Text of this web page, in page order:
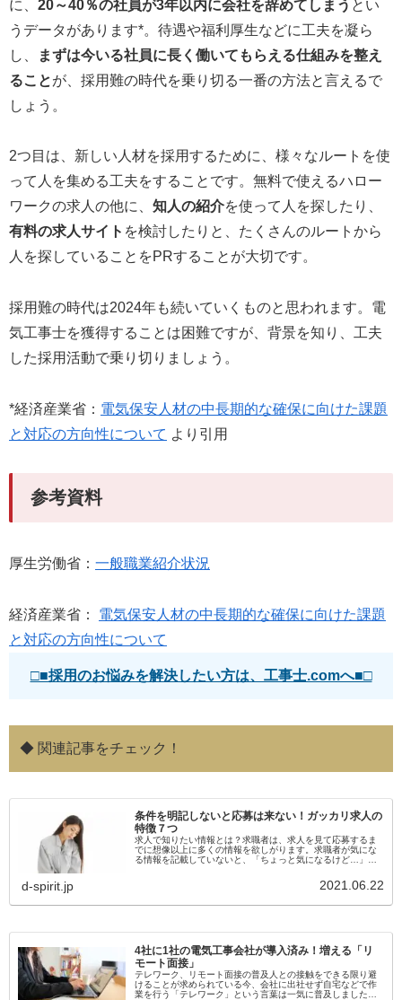
に、 20～40％の社員が3年以内に会社を辞めてしまう とい
うデータがあります*。待遇や福利厚生などに工夫を凝ら
し、
まずは今いる社員に長く働いてもらえる仕組みを整え
ることが、採用難の時代を乗り切る一番の方法と言えるで
しょう。
2つ目は、新しい人材を採用するために、様々なルートを使
って人を集める工夫をすることです。無料で使えるハロー
ワークの求人の他に、 知人の紹介を使って人を探したり、
有料の求人サイト を検討したりと、たくさんのルートから
人を探していることをPRすることが大切です。
採用難の時代は2024年も続いていくものと思われます。電
気工事士を獲得することは困難ですが、背景を知り、工夫
した採用活動で乗り切りましょう。
*経済産業省： 電気保安人材の中長期的な確保に向けた課題
と対応の方向性について より引用
参考資料
厚生労働省： 一般職業紹介状況
経済産業省： 電気保安人材の中長期的な確保に向けた課題
と対応の方向性について
□■採用のお悩みを解決したい方は、工事士.comへ■□
◆ 関連記事をチェック！
条件を明記しないと応募は来ない！ガッカリ求人の
特徴７つ
求人で知りたい情報とは？求職者は、求人を見て応募するま
でに想像以上に多くの情報を欲しがります。求職者が気にな
る情報を記載していないと、「ちょっと気になるけど…」と
d-spirit.jp 2021.06.22
4社に1社の電気工事会社が導入済み！増える「リ
モート面接」
テレワーク、リモート面接の普及人との接触をできる限り避
けることが求められている今、会社に出社せず自宅などで作
業を行う「テレワーク」という言葉は一気に普及しました。